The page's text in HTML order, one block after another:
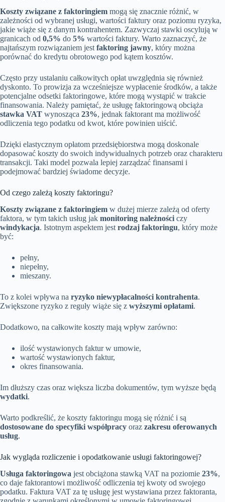
Koszty związane z faktoringiem mogą się znacznie różnić, w
zależności od wybranej usługi, wartości faktury oraz poziomu ryzyka,
jakie wiąże się z danym kontrahentem. Zazwyczaj stawki oscylują w
granicach od 0,5% do 5% wartości faktury. Warto zaznaczyć, że
najtańszym rozwiązaniem jest faktoring jawny, który można
porównać do kredytu obrotowego pod kątem kosztów.
Często przy ustalaniu całkowitych opłat uwzględnia się również
dyskonto. To prowizja za wcześniejsze wypłacenie środków, a także
potencjalne odsetki faktoringowe, które mogą wystąpić w trakcie
finansowania. Należy pamiętać, że usługę faktoringową obciąża
stawka VAT wynosząca 23%, jednak faktorant ma możliwość
odliczenia tego podatku od kwot, które powinien uiścić.
Dzięki elastycznym opłatom przedsiębiorstwa mogą doskonale
dopasować koszty do swoich indywidualnych potrzeb oraz charakteru
transakcji. Taki model pozwala lepiej zarządzać finansami i
podejmować bardziej świadome decyzje.
Od czego zależą koszty faktoringu?
Koszty związane z faktoringiem w dużej mierze zależą od oferty
faktora, w tym takich usług jak monitoring należności czy
windykacja. Istotnym aspektem jest rodzaj faktoringu, który może
być:
pełny,
niepełny,
mieszany.
To z kolei wpływa na ryzyko niewypłacalności kontrahenta.
Zwiększone ryzyko z reguły wiąże się z wyższymi opłatami.
Dodatkowo, na całkowite koszty mają wpływ zarówno:
ilość wystawionych faktur w umowie,
wartość wystawionych faktur,
okres finansowania.
Im dłuższy czas oraz większa liczba dokumentów, tym wyższe będą
wydatki.
Warto podkreślić, że koszty faktoringu mogą się różnić i są
dostosowane do specyfiki współpracy oraz zakresu oferowanych
usług.
Jak wygląda rozliczenie i opodatkowanie usługi faktoringowej?
Usługa faktoringowa jest obciążona stawką VAT na poziomie 23%,
co daje faktorantowi możliwość odliczenia tej kwoty od swojego
podatku. Faktura VAT za tę usługę jest wystawiana przez faktoranta,